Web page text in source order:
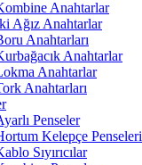
Anahtarlar
Ağız Anahtarlar
Anahtarları
Anahtarlar
Anahtarlar
Anahtarları
Penseler
Kelepçe Penseleri
Sıyırıcılar